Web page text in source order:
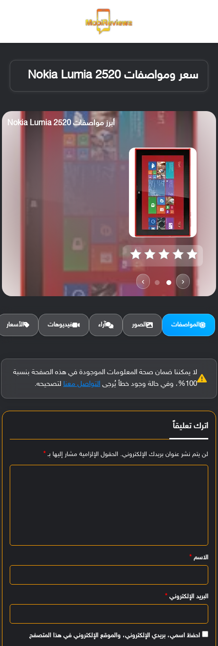
سعر ومواصفات Nokia Lumia 2520
‹
›
أبرز مواصفات Nokia Lumia 2520
المواصفات الصور آراء فيديوهات الأسعار
لا يمكننا ضمان صحة المعلومات الموجودة في هذه الصفحة بنسبة
100%، وفي حالة وجود خطأ يُرجى
التواصل معنا لتصحيحه.
اترك تعليقاً
لن يتم نشر عنوان بريدك الإلكتروني. الحقول الإلزامية مشار إليها بـ*
ي
ق
الاسم *
البريد الإلكتروني *
احفظ اسمي، بريدي الإلكتروني، والموقع الإلكتروني في هذا المتصفح